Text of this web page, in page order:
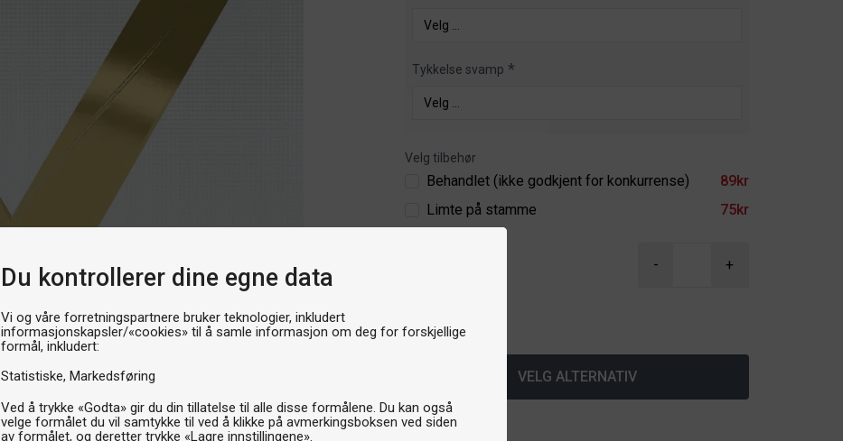
Du kontrollerer dine egne data
Vi og våre forretningspartnere bruker teknologier, inkludert
informasjonskapsler/«cookies» til å samle informasjon om deg for forskjellige
formål, inkludert:
Statistiske Markedsføring
Ved å trykke «Godta» gir du din tillatelse til alle disse formålene. Du kan også
velge formålet du vil samtykke til ved å klikke på avmerkingsboksen ved siden
av formålet, og deretter trykke «Lagre innstillingene».
Tykkelse svamp
Velg tilbehør
Behandlet (ikke godkjent for konkurrense)
89kr
Limte på stamme
75kr
- +
VELG ALTERNATIV